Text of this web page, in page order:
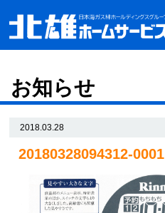
お知らせ
2018.03.28
20180328094312-0001